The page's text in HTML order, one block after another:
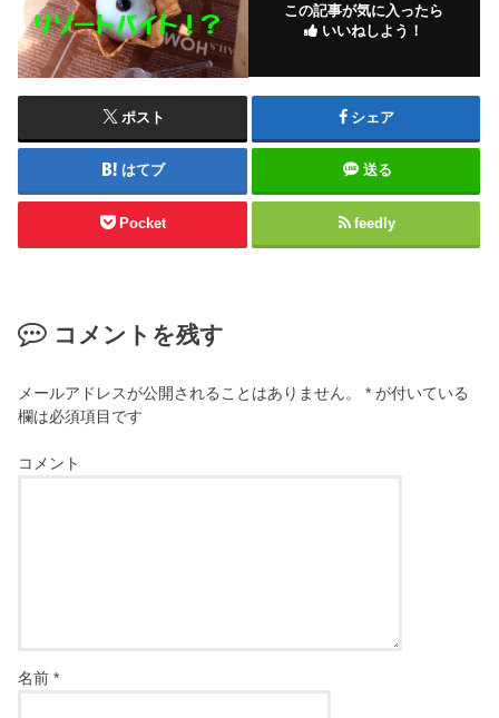
この記事が気に入ったら
いいねしよう！
ポスト シェア
はてブ 送る
Pocket feedly
コメントを残す
メールアドレスが公開されることはありません。 * が付いている
欄は必須項目です
コメント
名前*